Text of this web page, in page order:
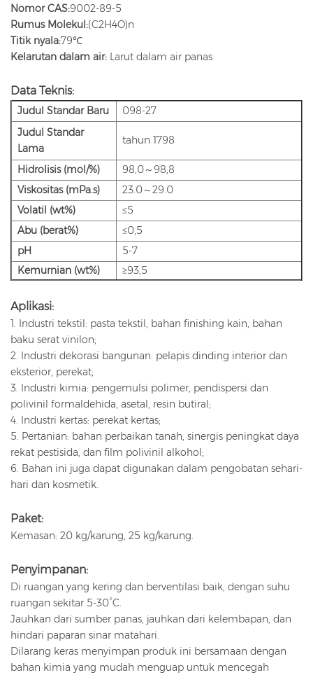
Nomor CAS:9002-89-5
Rumus Molekul:(C2H4O)n
Titik nyala:79℃
Kelarutan dalam air: Larut dalam air panas
Data Teknis:
Judul Standar Baru
098-27
Judul Standar
Lama
tahun 1798
Hidrolisis (mol/%)
98,0～98,8
Viskositas (mPa.s)
23.0～29.0
Volatil (wt%)
≤5
Abu (berat%)
≤0,5
pH
5-7
Kemurnian (wt%)
≥93,5
Aplikasi:
1. Industri tekstil: pasta tekstil, bahan finishing kain, bahan
baku serat vinilon;
2. Industri dekorasi bangunan: pelapis dinding interior dan
eksterior, perekat;
3. Industri kimia: pengemulsi polimer, pendispersi dan
polivinil formaldehida, asetal, resin butiral;
4. Industri kertas: perekat kertas;
5. Pertanian: bahan perbaikan tanah, sinergis peningkat daya
rekat pestisida, dan film polivinil alkohol;
6. Bahan ini juga dapat digunakan dalam pengobatan sehari-
hari dan kosmetik.
Paket:
Kemasan: 20 kg/karung, 25 kg/karung.
Penyimpanan:
Di ruangan yang kering dan berventilasi baik, dengan suhu
ruangan sekitar 5-30°C.
Jauhkan dari sumber panas, jauhkan dari kelembapan, dan
hindari paparan sinar matahari.
Dilarang keras menyimpan produk ini bersamaan dengan
bahan kimia yang mudah menguap untuk mencegah